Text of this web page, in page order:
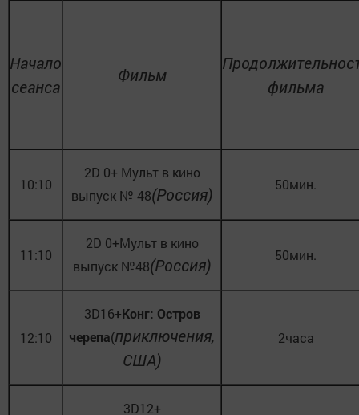
Начало
сеанса
Фильм
фильма
10:10
2D 0+ Мульт в кино
выпуск № 48(Россия) 50мин.
11:10
2D 0+Мульт в кино
выпуск №48(Россия) 50мин.
12:10
3D16+Конг: Остров
черепа(приключения,
США)
2часа
3D12+